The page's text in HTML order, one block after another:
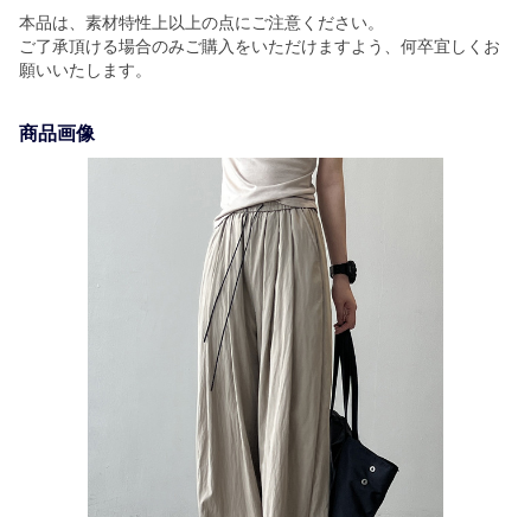
本品は、素材特性上以上の点にご注意ください。
ご了承頂ける場合のみご購入をいただけますよう、何卒宜しくお
願いいたします。
商品画像